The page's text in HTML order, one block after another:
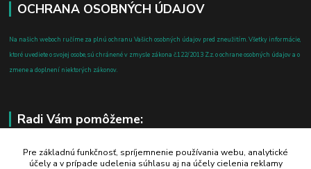
OCHRANA OSOBNÝCH ÚDAJOV
Na našich weboch ručíme za plnú ochranu Vašich osobných údajov pred zneužitím. Všetky informácie,
ktoré uvediete o svojej osobe, sú chránené v zmysle zákona č.122/2013 Z.z. o ochrane osobných údajov a o
zmene a doplnení niektorých zákonov.
Radi Vám pomôžeme:
+421 908 700 612
po-pia: 8.00 - 16.00
Pre základnú funkčnosť, spríjemnenie používania webu, analytické
účely a v prípade udelenia súhlasu aj na účely cielenia reklamy